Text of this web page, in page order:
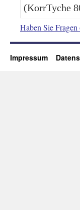
(KorrTyche
Haben Sie
Impressum